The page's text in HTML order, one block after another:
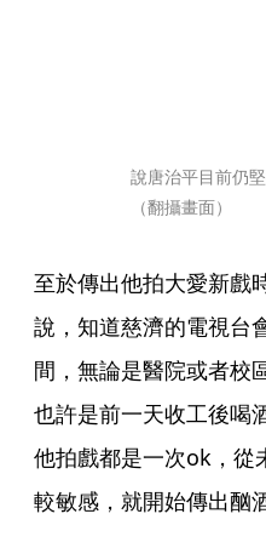
說唐治平目前仍
（翻攝畫面）
至於傳出他拍大愛新戲
說，知道慈濟的電視台
間，無論是醫院或者校
也許是前一天收工後喝
他拍戲都是一次ok，從
較敏感，就開始傳出酗